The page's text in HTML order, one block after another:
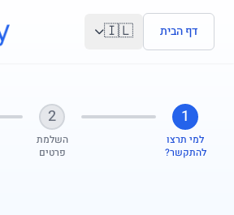
דלג לתוכן הראשי
דף הבית 🇮🇱
1
למי תרצו
להתקשר?
2
השלמת
פרטים